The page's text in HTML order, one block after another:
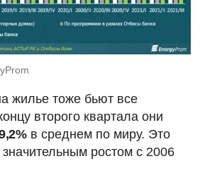
жилье тоже бьют все
второго квартала они
в среднем по миру. Это
ростом с 2006